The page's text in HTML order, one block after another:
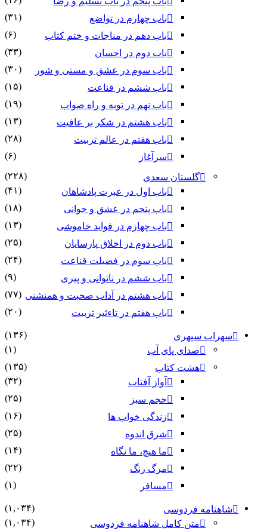
باب چهارم در تواضع
(۳۱)
باب دهم در مناجات و ختم کتاب
(۶)
باب دوم در احسان
(۳۳)
باب سوم در عشق و مستی و شور
(۳۰)
باب ششم در قناعت
(۱۵)
باب نهم در توبه و راه صواب
(۱۹)
باب هشتم در شکر بر عافیت
(۱۳)
باب هفتم در عالم تربیت
(۲۸)
سرآغاز
(۶)
گلستان سعدی
(۲۲۸)
باب اول در عبرت پادشاهان
(۴۱)
باب پنجم در عشق و جوانى
(۱۸)
باب چهارم در فواید خاموشى
(۱۳)
باب دوم در اخلاق پارسایان
(۲۵)
باب سوم در فضیلت قناعت
(۲۴)
باب ششم در ناتوانى و پیرى
(۹)
باب هشتم در آداب صحبت و همنشنى (۷۷)
باب هفتم در تاءثیر تربیت
(۲۰)
سهراب سپهری
(۱۳۶)
صدای پای آب
(۱)
هشت کتاب
(۱۳۵)
آواز آفتاب
(۳۲)
حجم سبز
(۲۵)
زندگی خواب ها
(۱۶)
شرق اندوه
(۲۵)
ما هیچ، ما نگاه
(۱۴)
مرگ رنگ
(۲۲)
مسافر
(۱)
شاهنامه فردوسی
(۱,۰۳۴)
متن کامل شاهنامه فردوسی
(۱,۰۳۴)